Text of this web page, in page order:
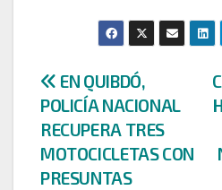
Navegación
de
entradas
EN QUIBDÓ,
POLICÍA NACIONAL
RECUPERA TRES
MOTOCICLETAS CON
PRESUNTAS